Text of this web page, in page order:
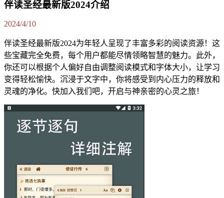
伴读圣经最新版2024介绍
2024/4/10
伴读圣经最新版2024为年轻人呈现了丰富多彩的阅读资源！这
些宝藏完全免费，每个用户都能尽情领略智慧的魅力。此外，
你还可以根据个人偏好自由调整阅读模式和字体大小，让学习
变得轻松愉快。沉浸于文字中，你将感受到内心压力的释放和
灵魂的净化。快加入我们吧，开启与神亲密的心灵之旅！